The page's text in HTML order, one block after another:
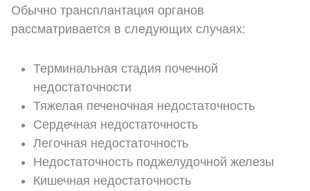
Обычно трансплантация органов
рассматривается в следующих случаях:
Терминальная стадия почечной
недостаточности
Тяжелая печеночная недостаточность
Сердечная недостаточность
Легочная недостаточность
Недостаточность поджелудочной железы
Кишечная недостаточность